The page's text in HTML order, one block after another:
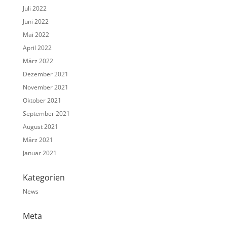
Juli 2022
Juni 2022
Mai 2022
April 2022
März 2022
Dezember 2021
November 2021
Oktober 2021
September 2021
August 2021
März 2021
Januar 2021
Kategorien
News
Meta